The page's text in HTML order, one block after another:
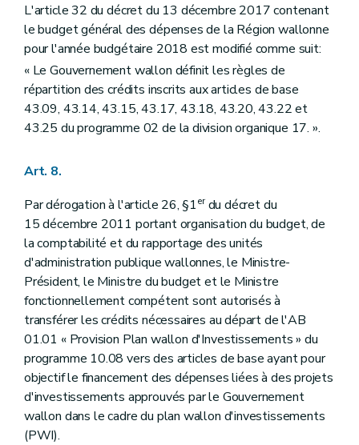
L'article 32 du décret du 13 décembre 2017 contenant
le budget général des dépenses de la Région wallonne
pour l'année budgétaire 2018 est modifié comme suit:
« Le Gouvernement wallon définit les règles de
répartition des crédits inscrits aux articles de base
43.09, 43.14, 43.15, 43.17, 43.18, 43.20, 43.22 et
43.25 du programme 02 de la division organique 17. ».
Art. 8.
Par dérogation à l'article 26, §1erdu décret du
15 décembre 2011 portant organisation du budget, de
la comptabilité et du rapportage des unités
d'administration publique wallonnes, le Ministre-
Président, le Ministre du budget et le Ministre
fonctionnellement compétent sont autorisés à
transférer les crédits nécessaires au départ de l'AB
01.01 « Provision Plan wallon d'Investissements » du
programme 10.08 vers des articles de base ayant pour
objectif le financement des dépenses liées à des projets
d'investissements approuvés par le Gouvernement
wallon dans le cadre du plan wallon d'investissements
(PWI).